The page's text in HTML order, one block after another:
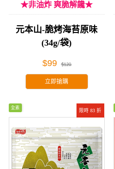
★非油炸 爽脆解饞★
元本山-脆烤海苔原味
(34g/袋)
$99 $120
立即搶購
限時 83 折
全素